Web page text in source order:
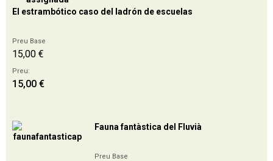
El estrambótico caso del ladrón de escuelas
Preu Base
15,00 €
Preu:
15,00 €
Fauna fantàstica del Fluvià
Preu Base